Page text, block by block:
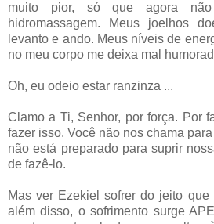
muito pior, só que agora
hidromassagem. Meus joelhos
levanto e ando. Meus níveis de
no meu corpo me deixa mal
Oh, eu odeio estar ranzinza ...
Clamo a Ti, Senhor, por força. Por
fazer isso. Você não nos chama
não está preparado para suprir
de fazê-lo.
Mas ver Ezekiel sofrer do jeito
além disso, o sofrimento surge